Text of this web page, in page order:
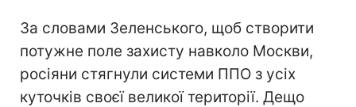
За словами Зеленського, щоб створити
потужне поле захисту навколо Москви,
росіяни стягнули системи ППО з усіх
куточків своєї великої території. Дещо